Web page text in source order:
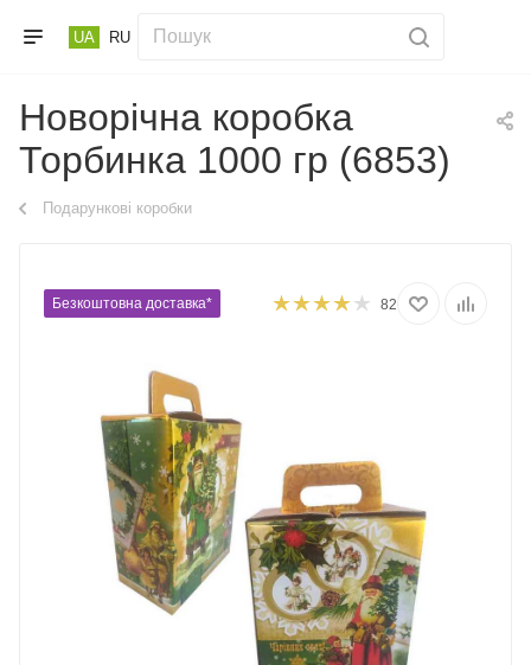
UA RU
Новорічна коробка
Торбинка 1000 гр (6853)
Подарункові коробки
Безкоштовна доставка* 82